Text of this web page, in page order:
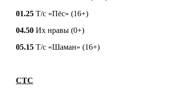
01.25 Т/с «Пёс» (16+)
04.50 Их нравы (0+)
05.15 Т/с «Шаман» (16+)
СТС